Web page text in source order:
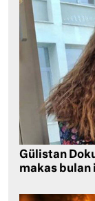
Gülistan
makas bulan